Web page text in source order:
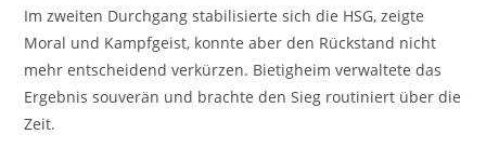
Im zweiten Durchgang stabilisierte sich die HSG, zeigte
Moral und Kampfgeist, konnte aber den Rückstand nicht
mehr entscheidend verkürzen. Bietigheim verwaltete das
Ergebnis souverän und brachte den Sieg routiniert über die
Zeit.